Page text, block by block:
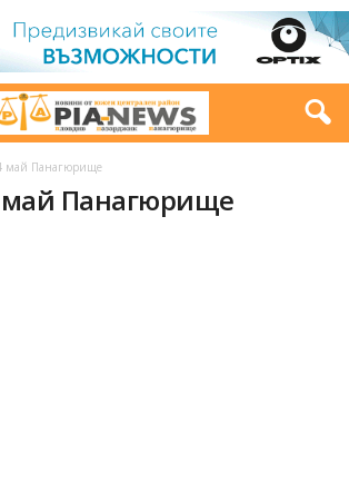
май Панагюрище
май Панагюрище